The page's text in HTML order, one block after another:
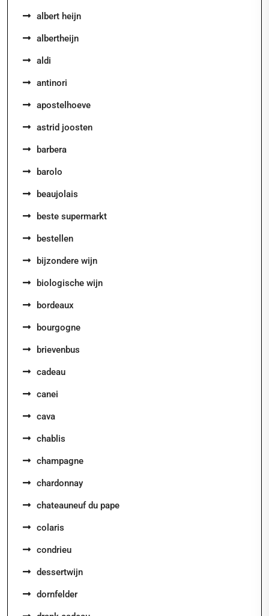
albert heijn
albertheijn
aldi
antinori
apostelhoeve
astrid joosten
barbera
barolo
beaujolais
beste supermarkt
bestellen
bijzondere wijn
biologische wijn
bordeaux
bourgogne
brievenbus
cadeau
canei
cava
chablis
champagne
chardonnay
chateauneuf du pape
colaris
condrieu
dessertwijn
dornfelder